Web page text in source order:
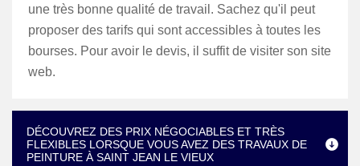
une très bonne qualité de travail. Sachez qu'il peut
proposer des tarifs qui sont accessibles à toutes les
bourses. Pour avoir le devis, il suffit de visiter son site
web.
DÉCOUVREZ DES PRIX NÉGOCIABLES ET TRÈS
FLEXIBLES LORSQUE VOUS AVEZ DES TRAVAUX DE
PEINTURE À SAINT JEAN LE VIEUX